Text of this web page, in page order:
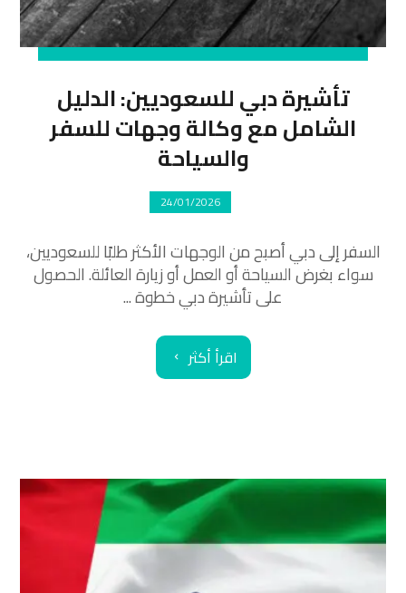
تأشيرة دبي للسعوديين: الدليل
الشامل مع وكالة وجهات للسفر
والسياحة
24/01/2026
السفر إلى دبي أصبح من الوجهات الأكثر طلبًا للسعوديين،
سواء بغرض السياحة أو العمل أو زيارة العائلة. الحصول
على تأشيرة دبي خطوة ...
اقرأ أكثر